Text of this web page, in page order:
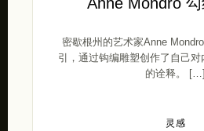
密歇根州的艺术家Anne
引，通过钩编雕塑创作了自己
的诠释。 […]
灵感